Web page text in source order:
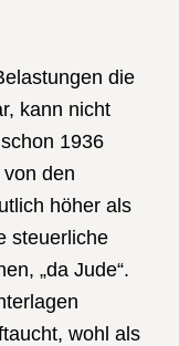
die
kann nicht
1936
den
höher als
steuerliche
„da Jude“.
wohl als